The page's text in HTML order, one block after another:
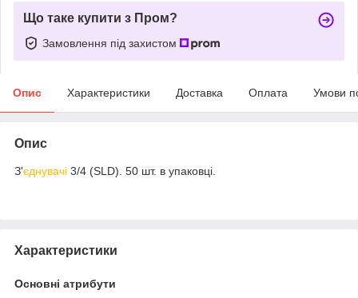
Що таке купити з Пром?
Замовлення під захистом
Опис Характеристики Доставка Оплата Умови
Опис
З'єднувачі 3/4 (SLD). 50 шт. в упаковці.
Характеристики
Основні атрибути